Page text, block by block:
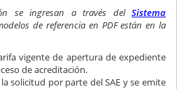
se ingresan a través del Sistema
de referencia en PDF están en la
vigente de apertura de expediente
de acreditación.
solicitud por parte del SAE y se emite